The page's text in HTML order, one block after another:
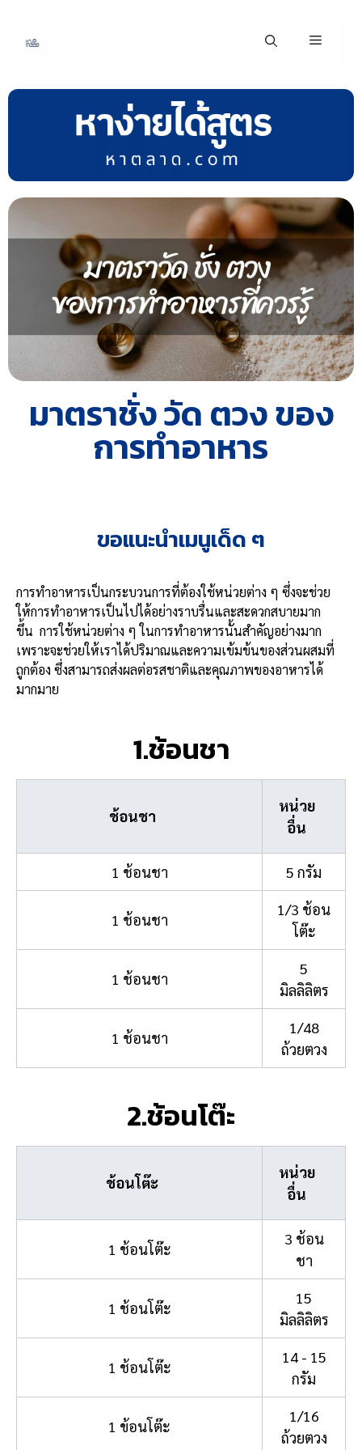
มาตราชั่ง วัด ตวง ของ
การทำอาหาร
การทำอาหารเป็นกระบวนการที่ต้องใช้หน่วยต่าง ๆ ซึ่งจะช่วย
ให้การทำอาหารเป็นไปได้อย่างราบรื่นและสะดวกสบายมาก
ขึ้น การใช้หน่วยต่าง ๆ ในการทำอาหารนั้นสำคัญอย่างมาก
เพราะจะช่วยให้เราได้ปริมาณและความเข้มข้นของส่วนผสมที่
ถูกต้อง ซึ่งสามารถส่งผลต่อรสชาติและคุณภาพของอาหารได้
มากมาย
1.ช้อนชา
ช้อนชา
หน่วย
อื่น
1 ช้อนชา 5 กรัม
1 ช้อนชา
1/3 ช้อน
โต๊ะ
1 ช้อนชา
5
มิลลิลิตร
1 ช้อนชา
1/48
ถ้วยตวง
2.ช้อนโต๊ะ
ช้อนโต๊ะ
หน่วย
อื่น
1 ช้อนโต๊ะ
3 ช้อน
ชา
1 ช้อนโต๊ะ
15
มิลลิลิตร
1 ช้อนโต๊ะ
14 - 15
กรัม
1 ข้อนโต๊ะ
1/16
ถ้วยตวง
ขอแนะนำเมนูเด็ด ๆ